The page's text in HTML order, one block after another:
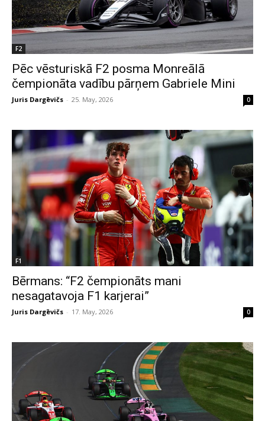
F2
Pēc vēsturiskā F2 posma Monreālā
čempionāta vadību pārņem Gabriele Mini
Juris Dargēvičs - 25. May, 2026 0
F1
Bērmans: “F2 čempionāts mani
nesagatavoja F1 karjerai”
Juris Dargēvičs - 17. May, 2026 0